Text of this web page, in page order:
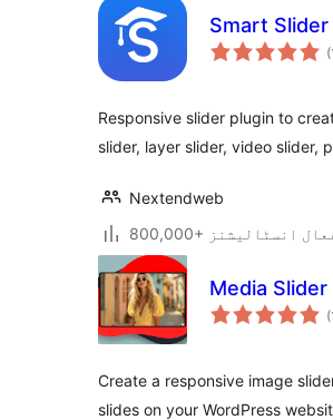
Smart Slider
Responsive slider plugin to
slider, layer slider, video slider,
Nextendweb
فعال انسٹالیشنز
Media
Create a responsive image
slides on your WordPress